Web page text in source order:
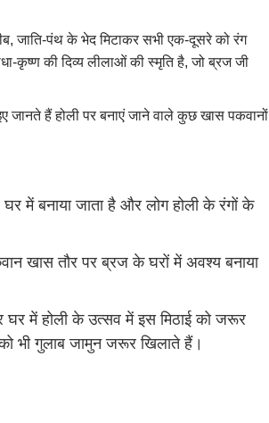
जाति-पंथ के भेद मिटाकर सभी एक-दूसरे को रंग
कृष्ण की दिव्य लीलाओं की स्मृति है, जो ब्रज जी
जानते हैं होली पर बनाएं जाने वाले कुछ खास पकवानों
में बनाया जाता है और लोग होली के रंगों के
खास तौर पर ब्रज के घरों में अवश्य बनाया
घर में होली के उत्सव में इस मिठाई को जरूर
भी गुलाब जामुन जरूर खिलाते हैं।